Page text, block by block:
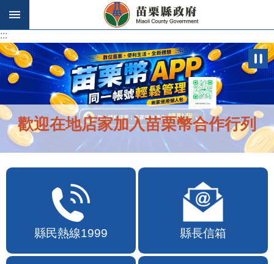
跳到主要內容區塊
:::
:::
歡迎在地店家加入苗栗幣合作行列
縣民熱線1999 縣長信箱